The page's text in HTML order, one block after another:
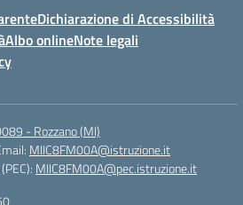
Dichiarazione di Accessibilità
Albo onlineNote legali
- Rozzano (MI)
MIIC8FM00A@istruzione.it
MIIC8FM00A@pec.istruzione.it